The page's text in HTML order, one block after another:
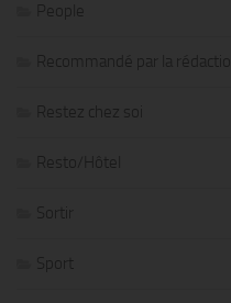
People
Recommandé par la rédaction
Restez chez soi
Resto/Hôtel
Sortir
Sport